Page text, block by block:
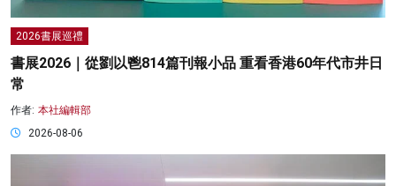
2026書展巡禮
書展2026｜從劉以鬯814篇刊報小品 重看香港60年代市井日
常
作者: 本社編輯部
2026-08-06